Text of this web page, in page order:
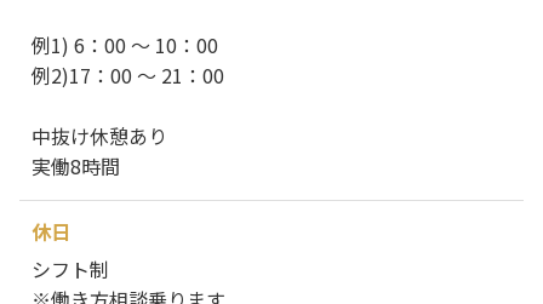
例1) 6：00 ～ 10：00
例2)17：00 ～ 21：00
中抜け休憩あり
実働8時間
休日
シフト制